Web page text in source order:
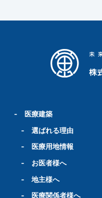
- 医療建築
- 選ばれる理由
- 医療用地情報
- お医者様へ
- 地主様へ
- 医療関係者様へ